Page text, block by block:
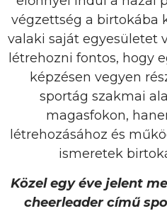
végzettség a birtokába
valaki saját egyesületet
létrehozni fontos, hogy
képzésen vegyen
sportág szakmai
magasfokon,
létrehozásához és
ismeretek
Közel egy éve jelent
cheerleader című